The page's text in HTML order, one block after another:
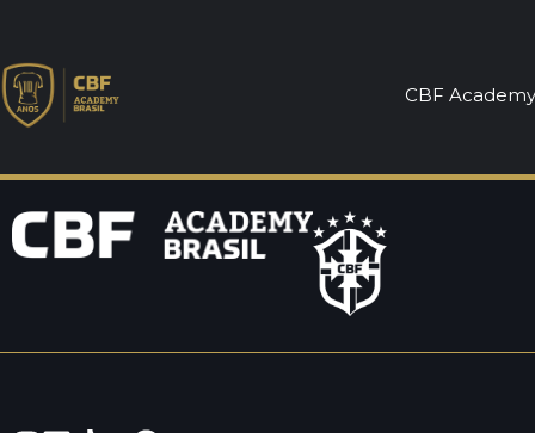
CBF Academy